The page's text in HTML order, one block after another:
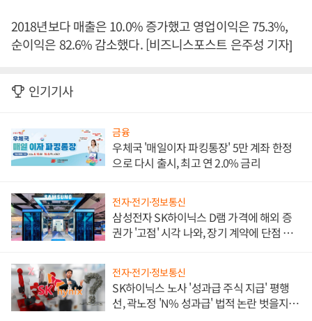
2018년보다 매출은 10.0% 증가했고 영업이익은 75.3%,
순이익은 82.6% 감소했다. [비즈니스포스트 은주성 기자]
인기기사
금융
우체국 '매일이자 파킹통장' 5만 계좌 한정
으로 다시 출시, 최고 연 2.0% 금리
전자·전기·정보통신
삼성전자 SK하이닉스 D램 가격에 해외 증
권가 '고점' 시각 나와, 장기 계약에 단점 부
전자·전기·정보통신
SK하이닉스 노사 '성과급 주식 지급' 평행
선, 곽노정 'N% 성과급' 법적 논란 벗을지 주